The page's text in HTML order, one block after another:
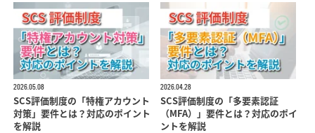
2026.05.08
SCS評価制度の「特権アカウント
対策」要件とは？対応のポイント
を解説
2026.04.28
SCS評価制度の「多要素認証
（MFA）」要件とは？対応のポイ
ントを解説